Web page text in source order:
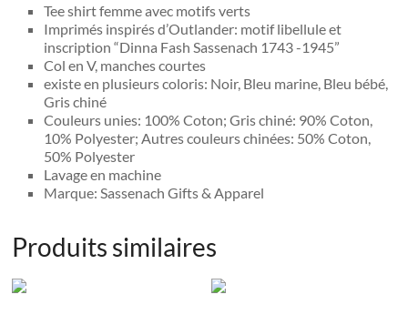
Tee shirt femme avec motifs verts
Imprimés inspirés d’Outlander: motif libellule et
inscription “Dinna Fash Sassenach 1743 -1945”
Col en V, manches courtes
existe en plusieurs coloris: Noir, Bleu marine, Bleu bébé,
Gris chiné
Couleurs unies: 100% Coton; Gris chiné: 90% Coton,
10% Polyester; Autres couleurs chinées: 50% Coton,
50% Polyester
Lavage en machine
Marque: Sassenach Gifts & Apparel
Produits similaires